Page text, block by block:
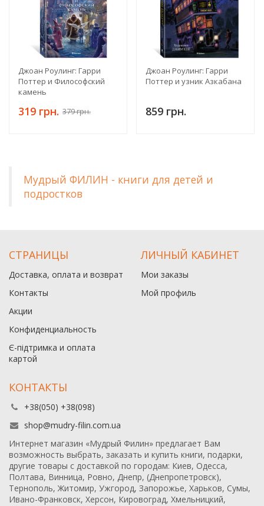
Джоан Роулинг: Гарри
Поттер и Философский
камень
319 грн. 379 грн.
Джоан Роулинг: Гарри
Поттер и узник Азкабана
859 грн.
Мудрый ФИЛИН - книги для детей и
подростков
СТРАНИЦЫ
Доставка, оплата и возврат
Контакты
Акции
Конфиденциальность
Є-підтримка и оплата
картой
ЛИЧНЫЙ КАБИНЕТ
Мои заказы
Мой профиль
КОНТАКТЫ
+38(050) +38(098)
shop@mudry-filin.com.ua
Интернет магазин «Мудрый Филин» предлагает Вам
возможность выбрать, заказать и купить книги, подарки,
другие товары с доставкой по городам: Киев, Одесса,
Полтава, Винница, Ровно, Днепр, (Днепропетровск),
Тернополь, Житомир, Ужгород, Запорожье, Харьков, Сумы,
Ивано-Франковск, Херсон, Кировоград, Хмельницкий,